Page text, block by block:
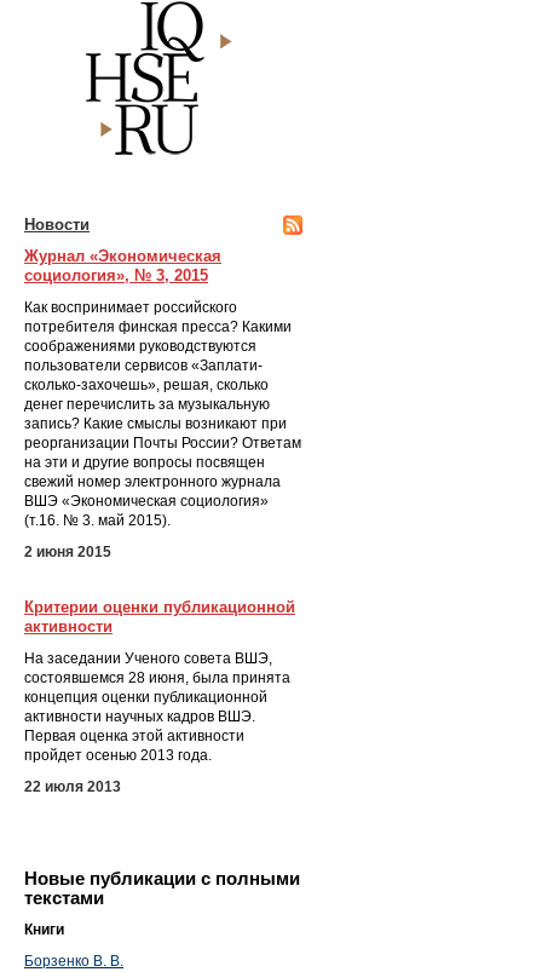
Новости
Журнал «Экономическая
социология», № 3, 2015
Как воспринимает российского
потребителя финская пресса? Какими
соображениями руководствуются
пользователи сервисов «Заплати-
сколько-захочешь», решая, сколько
денег перечислить за музыкальную
запись? Какие смыслы возникают при
реорганизации Почты России? Ответам
на эти и другие вопросы посвящен
свежий номер электронного журнала
ВШЭ «Экономическая социология»
(т.16. № 3. май 2015).
2 июня 2015
Критерии оценки публикационной
активности
На заседании Ученого совета ВШЭ,
состоявшемся 28 июня, была принята
концепция оценки публикационной
активности научных кадров ВШЭ.
Первая оценка этой активности
пройдет осенью 2013 года.
22 июля 2013
Новые публикации с полными
текстами
Книги
Борзенко В. В.